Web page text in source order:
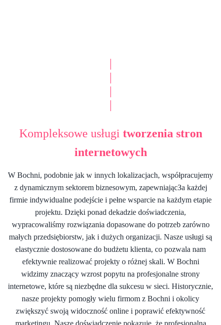
|
|
|
|
Kompleksowe usługi tworzenia stron
internetowych
W Bochni, podobnie jak w innych lokalizacjach, współpracujemy
z dynamicznym sektorem biznesowym, zapewniającЗа każdej
firmie indywidualne podejście i pełne wsparcie na każdym etapie
projektu. Dzięki ponad dekadzie doświadczenia,
wypracowaliśmy rozwiązania dopasowane do potrzeb zarówno
małych przedsiębiorstw, jak i dużych organizacji. Nasze usługi są
elastycznie dostosowane do budżetu klienta, co pozwala nam
efektywnie realizować projekty o różnej skali. W Bochni
widzimy znaczący wzrost popytu na profesjonalne strony
internetowe, które są niezbędne dla sukcesu w sieci. Historycznie,
nasze projekty pomogły wielu firmom z Bochni i okolicy
zwiększyć swoją widoczność online i poprawić efektywność
marketingu. Nasze doświadczenie pokazuje, że profesjonalna